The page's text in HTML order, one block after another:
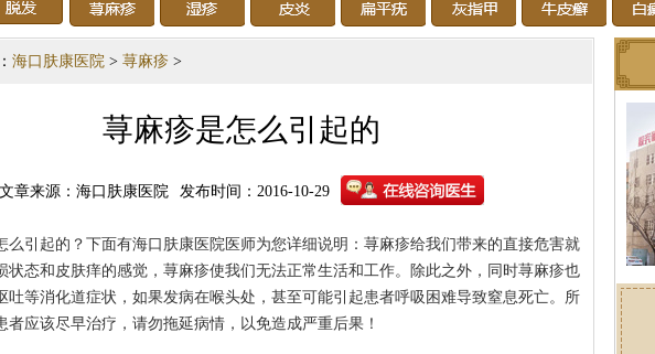
海口肤康医院 > 荨麻疹 >
荨麻疹是怎么引起的
文章来源：海口肤康医院 发布时间：2016-10-29
么引起的？下面有海口肤康医院医师为您详细说明：荨麻疹给我们带来的直接危害就
状态和皮肤痒的感觉，荨麻疹使我们无法正常生活和工作。除此之外，同时荨麻疹也
吐等消化道症状，如果发病在喉头处，甚至可能引起患者呼吸困难导致窒息死亡。所
者应该尽早治疗，请勿拖延病情，以免造成严重后果！